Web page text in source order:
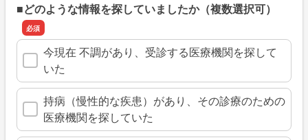
■どのような情報を探していましたか（複数選択可）
今現在 不調があり、受診する医療機関を探して
いた
持病（慢性的な疾患）があり、その診療のための
医療機関を探していた